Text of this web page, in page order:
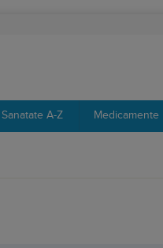
Sanatate A-Z Medicamente